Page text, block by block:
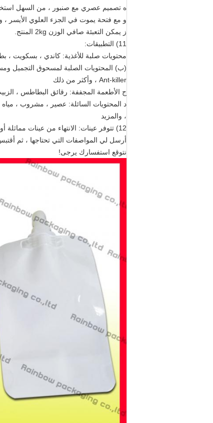
ه تصميم عصري مع صنبور ، من السهل
و مع فتحة يموت في الجزء العلوي الأيسر ،
ز يمكن التعبئة صافي الوزن 2kg المنتج.
11) التطبيقات:
محتويات صلبة للأغذية: كاندي ، بسكويت ،
(ب) المحتويات الصلبة لمسحوق التجميل
Ant-killer ، وأكثر من ذلك
ج الأطعمة المجففة: رقائق البطاطس ،
د المحتويات السائلة: عصير ، مشروب ،
، والمزيد
12) تتوفر عينات: الانتهاء من عينات مماثلة أو القيام عينات في مواصفات العملاء حوالي 8-10 أيام
أرسل لي المواصفات التي تحتاجها ، ثم
نتوقع استفسارك يرجى!